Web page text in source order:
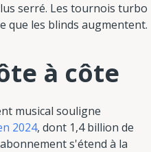
serré. Les tournois turbo
que les blinds augmentent.
à côte
musical souligne
2024, dont 1,4 billion de
s'étend à la